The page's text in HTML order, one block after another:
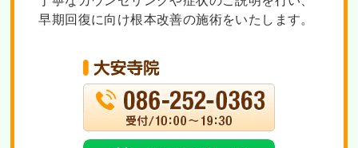
早期回復に向け根本改善の施術をいたします。